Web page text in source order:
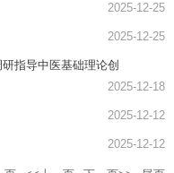
2025-12-25
2025-12-25
指导中医基础理论创
2025-12-18
2025-12-12
2025-12-12